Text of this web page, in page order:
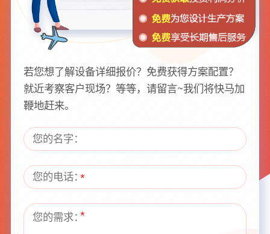
若您想了解设备详细报价？免费获得方案配置？
就近考察客户现场？等等，请留言~我们将快马加
鞭地赶来。